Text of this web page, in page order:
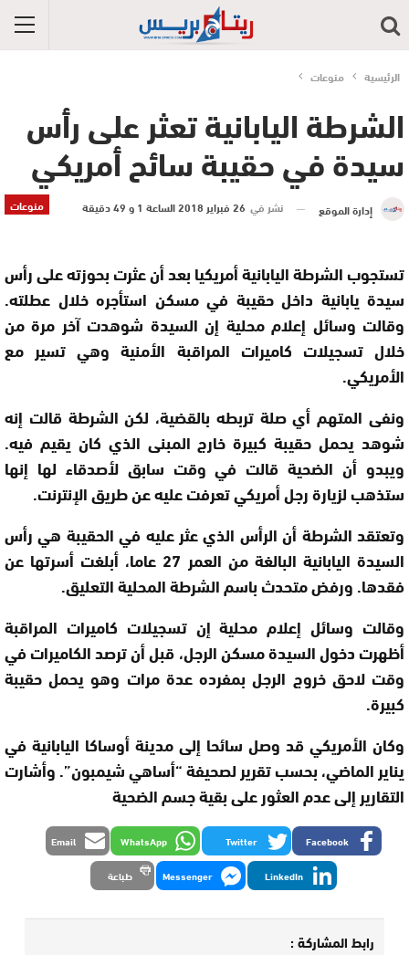
الرئيسية منوعات
الشرطة اليابانية تعثر على رأس
سيدة في حقيبة سائح أمريكي
منوعات إدارة الموقع نشر في 26 فبراير 2018 الساعة 1 و 49 دقيقة
تستجوب الشرطة اليابانية أمريكيا بعد أن عثرت بحوزته على رأس
سيدة يابانية داخل حقيبة في مسكن استأجره خلال عطلته.
وقالت وسائل إعلام محلية إن السيدة شوهدت آخر مرة من
خلال تسجيلات كاميرات المراقبة الأمنية وهي تسير مع
الأمريكي.
ونفى المتهم أي صلة تربطه بالقضية، لكن الشرطة قالت إنه
شوهد يحمل حقيبة كبيرة خارج المبنى الذي كان يقيم فيه.
ويبدو أن الضحية قالت في وقت سابق لأصدقاء لها إنها
ستذهب لزيارة رجل أمريكي تعرفت عليه عن طريق الإنترنت.
وتعتقد الشرطة أن الرأس الذي عثر عليه في الحقيبة هي رأس
السيدة اليابانية البالغة من العمر 27 عاما، أبلغت أسرتها عن
فقدها.ورفض متحدث باسم الشرطة المحلية التعليق.
وقالت وسائل إعلام محلية إن تسجيلات كاميرات المراقبة
أظهرت دخول السيدة مسكن الرجل، قبل أن ترصد الكاميرات في
وقت لاحق خروج الرجل بمفرده عدة مرات وهو يحمل حقيبة
كبيرة.
وكان الأمريكي قد وصل سائحا إلى مدينة أوساكا اليابانية في
يناير الماضي، بحسب تقرير لصحيفة “أساهي شيمبون”. وأشارت
التقارير إلى عدم العثور على بقية جسم الضحية
Facebook
Twitter
WhatsApp
Email
LinkedIn
Messenger طباعة
رابط المشاركة :